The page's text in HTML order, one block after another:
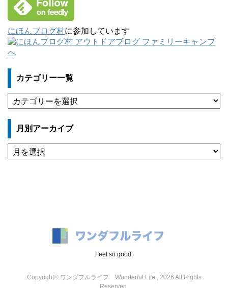
にほんブログ村に参加しています
カテゴリー一覧
テ
ゴ
ー
一
覧
月別アーカイブ
月
別
Feel so good.
Copyright© ワンダフルライフ Wonderful Life , 2026 All Rights